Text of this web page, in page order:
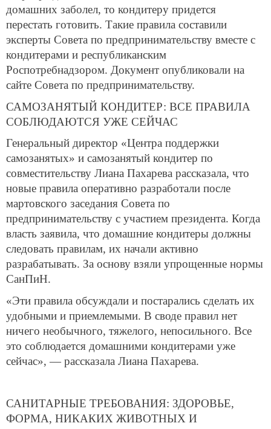
домашних заболел, то кондитеру придется
перестать готовить. Такие правила составили
эксперты Совета по предпринимательству вместе с
кондитерами и республиканским
Роспотребнадзором. Документ опубликовали на
сайте Совета по предпринимательству.
САМОЗАНЯТЫЙ КОНДИТЕР: ВСЕ ПРАВИЛА
СОБЛЮДАЮТСЯ УЖЕ СЕЙЧАС
Генеральный директор «Центра поддержки
самозанятых» и самозанятый кондитер по
совместительству Лиана Пахарева рассказала, что
новые правила оперативно разработали после
мартовского заседания Совета по
предпринимательству с участием президента. Когда
власть заявила, что домашние кондитеры должны
следовать правилам, их начали активно
разрабатывать. За основу взяли упрощенные нормы
СанПиН.
«Эти правила обсуждали и постарались сделать их
удобными и приемлемыми. В своде правил нет
ничего необычного, тяжелого, непосильного. Все
это соблюдается домашними кондитерами уже
сейчас», — рассказала Лиана Пахарева.
САНИТАРНЫЕ ТРЕБОВАНИЯ: ЗДОРОВЬЕ,
ФОРМА, НИКАКИХ ЖИВОТНЫХ И